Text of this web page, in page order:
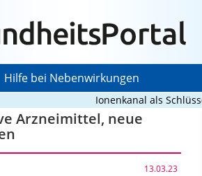
Hilfe bei Nebenwirkungen
Ionenkanal als
Arzneimittel, neue
13.03.23